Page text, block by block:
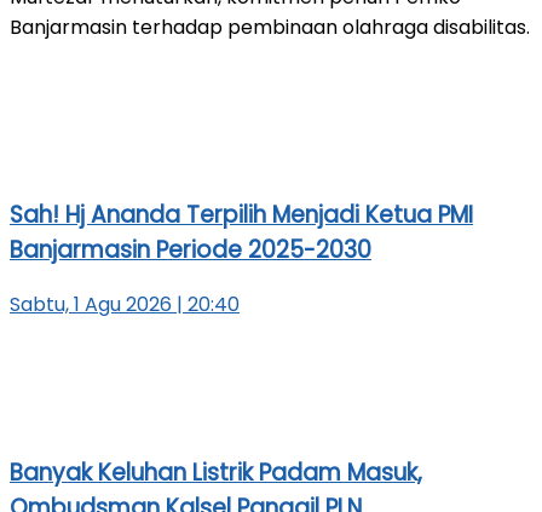
Banjarmasin terhadap pembinaan olahraga disabilitas.
Sah! Hj Ananda Terpilih Menjadi Ketua PMI
Banjarmasin Periode 2025-2030
Sabtu, 1 Agu 2026 | 20:40
Banyak Keluhan Listrik Padam Masuk,